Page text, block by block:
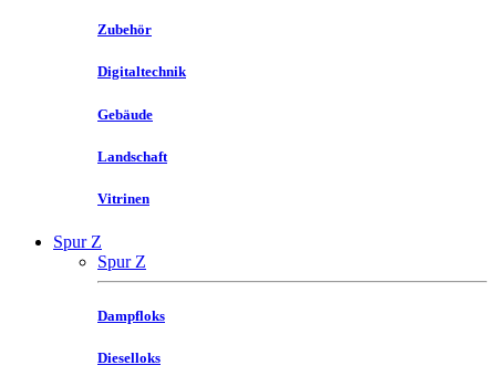
Zubehör
Digitaltechnik
Gebäude
Landschaft
Vitrinen
Spur Z
Spur Z
Dampfloks
Dieselloks